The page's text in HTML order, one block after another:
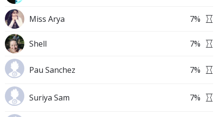
Miss Arya 7%
Shell 7%
Pau Sanchez 7%
Suriya Sam 7%